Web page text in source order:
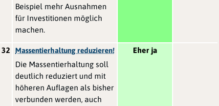
Beispiel mehr Ausnahmen
für Investitionen möglich
machen.
32 Massentierhaltung reduzieren!
Die Massentierhaltung soll
deutlich reduziert und mit
höheren Auflagen als bisher
verbunden werden, auch
Eher ja